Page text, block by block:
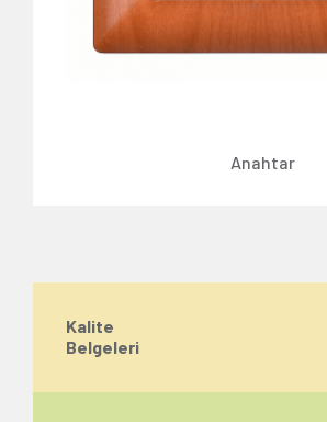
Anahtar
Kalite
Belgeleri